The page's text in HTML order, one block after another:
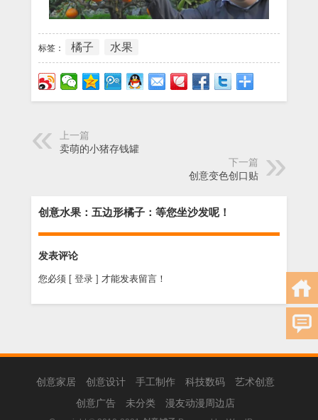
标签： 橘子 水果
上一篇
卖萌的小猪存钱罐
下一篇
创意变色创口贴
创意水果：五边形橘子：等您坐沙发呢！
发表评论
您必须 [ 登录 ] 才能发表留言！
创意家居 创意设计 手工制作 科技数码
艺术创意
创意广告
未分类 漫友动漫周边店